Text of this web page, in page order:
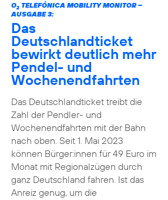
O2TELEFÓNICA MOBILITY MONITOR –
AUSGABE 3:
Das
Deutschlandticket
bewirkt deutlich mehr
Pendel- und
Wochenendfahrten
Das Deutschlandticket treibt die
Zahl der Pendler- und
Wochenendfahrten mit der Bahn
nach oben. Seit 1. Mai 2023
können Bürger:innen für 49 Euro im
Monat mit Regionalzügen durch
ganz Deutschland fahren. Ist das
Anreiz genug, um die